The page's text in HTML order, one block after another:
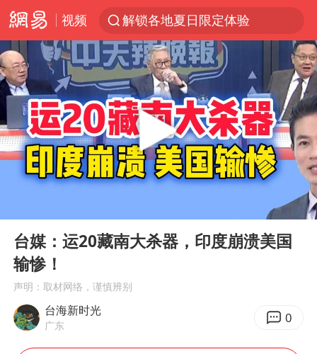
视频
解锁各地夏日限定体验
男童模仿奥特曼从高处跳下致骨折
富婆带资进组给自己硬加60多场吻戏
金饰克价一夜涨回1300元
峰哥实名举报汪海林偷税漏税
名创优品一次性内裤 颜面尽失
白海豚将正面袭击贯穿浙江
视频丨中国东方电气集团原党组副书记、董事宋致远被查
梁家辉：到内地拍戏不是北上是回归
台风白海豚实时路径
包文婧：二胎很难一碗水端平
香港宏福苑火灾或由烟头引起
Play
14:37
台媒：运20藏南大杀器，印度崩溃美国
输惨！
声明：取材网络，谨慎辨别
台海新时光
广东 0